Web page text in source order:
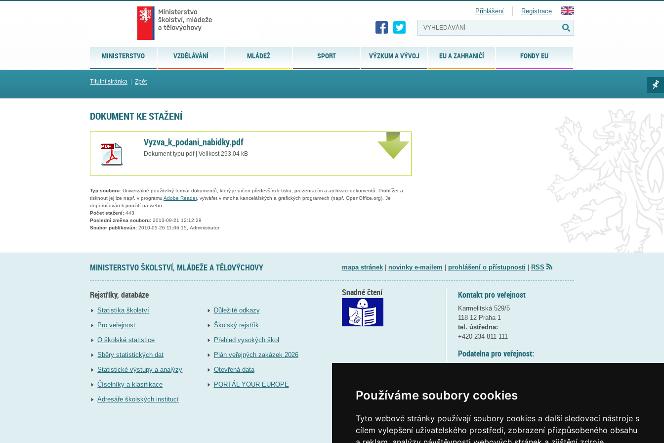
Používáme soubory cookies
Tyto webové stránky používají soubory cookies a další sledovací nástroje s
cílem vylepšení uživatelského prostředí, zobrazení přizpůsobeného obsahu
MINISTERSTVO VZDĚLÁVÁNÍ MLÁDEŽ SPORT VÝZKUM A VÝVOJ EU A ZAHRANIČÍ FONDY EU
Přihlášení Registrace
Titulní stránka Zpět
DOKUMENT KE STAŽENÍ
Vyzva_k_podani_nabidky.pdf
Dokument typu pdf | Velikost 293,04 kB
Typ souboru: Univerzálně použitelný formát dokumentů, který je určen především k tisku, prezentacím a archivaci dokumentů. Prohlížet a
tisknout jej lze např. v programu Adobe Reader, vytvářet v mnoha kancelářských a grafických programech (např. OpenOffice.org). Je
doporučován k použití na webu.
Počet stažení: 443
Poslední změna souboru: 2013-09-21 12:12:29
Soubor publikován: 2010-05-26 11:06:15, Administrator
MINISTERSTVO ŠKOLSTVÍ, MLÁDEŽE A TĚLOVÝCHOVY mapa stránek| novinky e-mailem prohlášení o přístupnosti RSS
Rejstříky, databáze
Statistika školství
Pro veřejnost
O školské statistice
Sběry statistických dat
Statistické výstupy a analýzy
Číselníky a klasifikace
Adresáře školských institucí
Důležité odkazy
Školský rejstřík
Přehled vysokých škol
Plán veřejných zakázek 2026
Otevřená data
PORTÁL YOUR EUROPE
Kontakt pro veřejnost
Karmelitská 529/5
118 12 Praha 1
tel. ústředna:
+420 234 811 111
Podatelna pro veřejnost:
(více informací
Elektronická podatelna:
Snadné čtení